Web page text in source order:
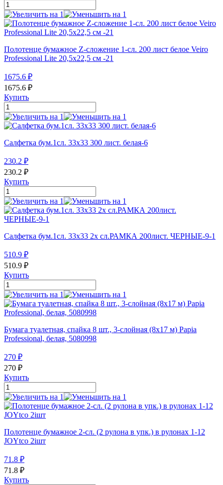
Полотенце бумажное Z-сложение 1-сл. 200 лист белое Veiro
Professional Lite 20,5х22,5 см -21
1675.6 ₽
1675.6 ₽
Купить
Салфетка бум.1сл. 33х33 300 лист. белая-6
230.2 ₽
230.2 ₽
Купить
Салфетка бум.1сл. 33х33 2х сл.РАМКА 200лист. ЧЕРНЫЕ-9-1
510.9 ₽
510.9 ₽
Купить
Бумага туалетная, спайка 8 шт., 3-слойная (8х17 м) Papia
Professional, белая, 5080998
270 ₽
270 ₽
Купить
Полотенце бумажное 2-сл. (2 рулона в упк.) в рулонах 1-12
JOYtco 2iшт
71.8 ₽
71.8 ₽
Купить